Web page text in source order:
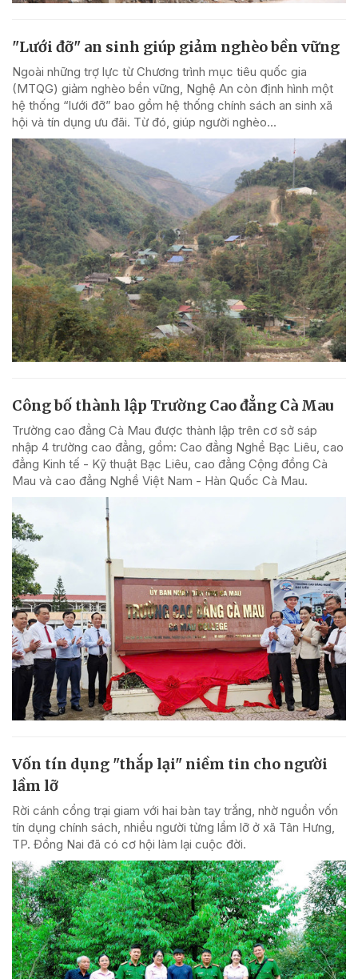
"Lưới đỡ" an sinh giúp giảm nghèo bền vững
Ngoài những trợ lực từ Chương trình mục tiêu quốc gia
(MTQG) giảm nghèo bền vững, Nghệ An còn định hình một
hệ thống “lưới đỡ” bao gồm hệ thống chính sách an sinh xã
hội và tín dụng ưu đãi. Từ đó, giúp người nghèo...
Công bố thành lập Trường Cao đẳng Cà Mau
Trường cao đẳng Cà Mau được thành lập trên cơ sở sáp
nhập 4 trường cao đẳng, gồm: Cao đẳng Nghề Bạc Liêu, cao
đẳng Kinh tế - Kỹ thuật Bạc Liêu, cao đẳng Cộng đồng Cà
Mau và cao đẳng Nghề Việt Nam - Hàn Quốc Cà Mau.
Vốn tín dụng "thắp lại" niềm tin cho người
lầm lỡ
Rời cánh cổng trại giam với hai bàn tay trắng, nhờ nguồn vốn
tín dụng chính sách, nhiều người từng lầm lỡ ở xã Tân Hưng,
TP. Đồng Nai đã có cơ hội làm lại cuộc đời.